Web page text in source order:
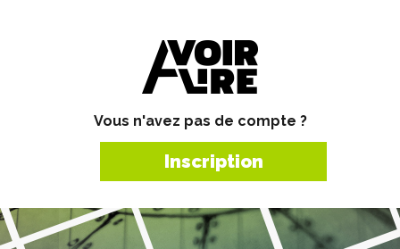
Vous n'avez pas de compte ?
Inscription